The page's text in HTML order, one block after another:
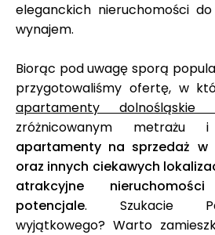
eleganckich nieruchomości
wynajem.
Biorąc pod uwagę sporą
przygotowaliśmy ofertę, w
apartamenty dolnośląskie
zróżnicowanym
apartamenty na sprzedaż w
oraz innych ciekawych
atrakcyjne
potencjale. Szukacie
wyjątkowego? Warto